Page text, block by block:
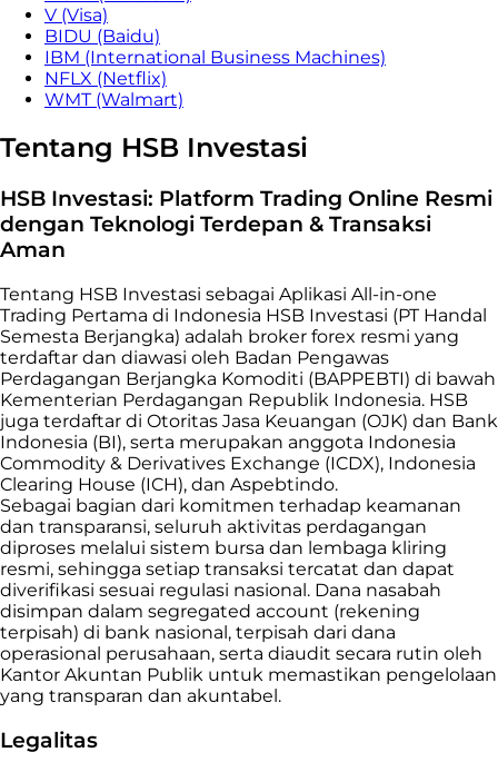
V (Visa)
BIDU (Baidu)
IBM (International Business Machines)
NFLX (Netflix)
WMT (Walmart)
Tentang HSB Investasi
HSB Investasi: Platform Trading Online Resmi
dengan Teknologi Terdepan & Transaksi
Aman
Tentang HSB Investasi sebagai Aplikasi All-in-one
Trading Pertama di Indonesia HSB Investasi (PT Handal
Semesta Berjangka) adalah broker forex resmi yang
terdaftar dan diawasi oleh Badan Pengawas
Perdagangan Berjangka Komoditi (BAPPEBTI) di bawah
Kementerian Perdagangan Republik Indonesia. HSB
juga terdaftar di Otoritas Jasa Keuangan (OJK) dan Bank
Indonesia (BI), serta merupakan anggota Indonesia
Commodity & Derivatives Exchange (ICDX), Indonesia
Clearing House (ICH), dan Aspebtindo.
Sebagai bagian dari komitmen terhadap keamanan
dan transparansi, seluruh aktivitas perdagangan
diproses melalui sistem bursa dan lembaga kliring
resmi, sehingga setiap transaksi tercatat dan dapat
diverifikasi sesuai regulasi nasional. Dana nasabah
disimpan dalam segregated account (rekening
terpisah) di bank nasional, terpisah dari dana
operasional perusahaan, serta diaudit secara rutin oleh
Kantor Akuntan Publik untuk memastikan pengelolaan
yang transparan dan akuntabel.
Legalitas